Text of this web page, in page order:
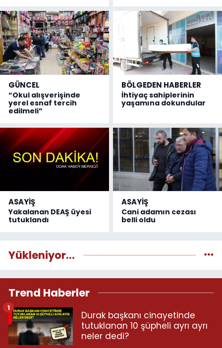
GÜNCEL
“Okul alışverişinde
yerel esnaf tercih
edilmeli”
BÖLGEDEN HABERLER
İhtiyaç sahiplerinin
yaşamına dokundular
ASAYİŞ
Yakalanan DEAŞ üyesi
tutuklandı
ASAYİŞ
Cani adamın cezası
belli oldu
Yükleniyor...
Trend Haberler
Durak başkanı cinayetinde
tutuklanan 10 şüpheli ayrı ayrı
neler dedi?
1